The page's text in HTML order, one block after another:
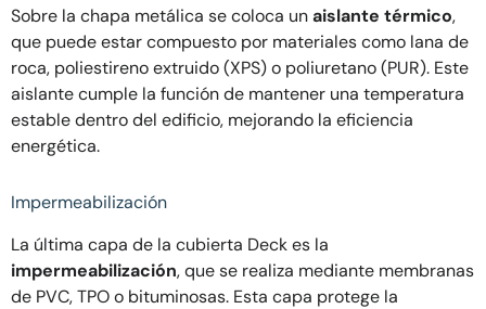
Sobre la chapa metálica se coloca unaislante térmico,
que puede estar compuesto por materiales como lana de
roca, poliestireno extruido (XPS) o poliuretano (PUR). Este
aislante cumple la función de mantener una temperatura
estable dentro del edificio, mejorando la eficiencia
energética.
Impermeabilización
La última capa de la cubierta Deck es la
impermeabilización, que se realiza mediante membranas
de PVC, TPO o bituminosas. Esta capa protege la